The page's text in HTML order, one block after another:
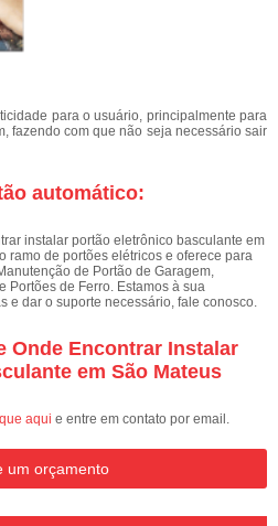
para o usuário, principalmente para
fazendo com que não seja necessário sair
automático:
instalar portão eletrônico basculante em
ramo de portões elétricos e oferece para
de Portão de Garagem,
Portões de Ferro. Estamos à sua
e dar o suporte necessário, fale conosco.
Onde Encontrar Instalar
em São Mateus
aqui e entre em contato por email.
um orçamento